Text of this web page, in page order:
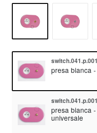
presa bianca
presa bianca
universale